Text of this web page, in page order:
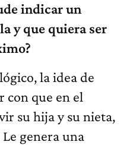
indicar un
y que quiera ser
la idea de
con que en el
su hija y su nieta,
Le genera una